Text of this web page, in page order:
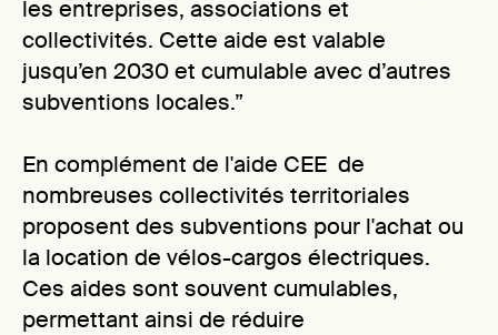
les entreprises, associations et
collectivités. Cette aide est valable
jusqu’en 2030 et cumulable avec d’autres
subventions locales.”
En complément de l'aide CEE de
nombreuses collectivités territoriales
proposent des subventions pour l'achat ou
la location de vélos-cargos électriques.
Ces aides sont souvent cumulables,
permettant ainsi de réduire